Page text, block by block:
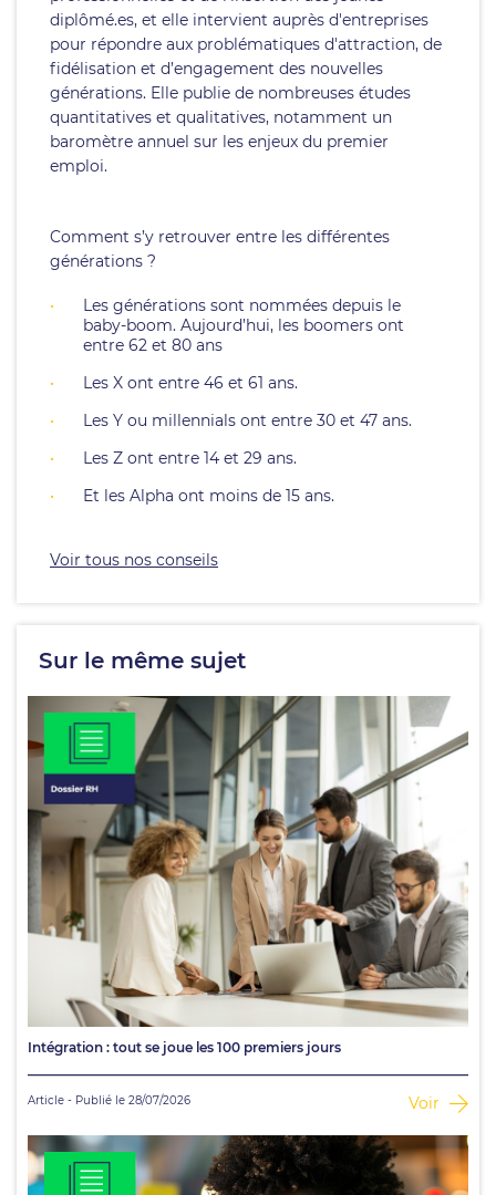
diplômé.es, et elle intervient auprès d'entreprises
pour répondre aux problématiques d'attraction, de
fidélisation et d’engagement des nouvelles
générations. Elle publie de nombreuses études
quantitatives et qualitatives, notamment un
baromètre annuel sur les enjeux du premier
emploi.
Comment s’y retrouver entre les différentes
générations ?
Les générations sont nommées depuis le
baby-boom. Aujourd’hui, les boomers ont
entre 62 et 80 ans
Les X ont entre 46 et 61 ans.
Les Y ou millennials ont entre 30 et 47 ans.
Les Z ont entre 14 et 29 ans.
Et les Alpha ont moins de 15 ans.
Voir tous nos conseils
Sur le même sujet
Intégration : tout se joue les 100 premiers jours
Article - Publié le 28/07/2026 Voir